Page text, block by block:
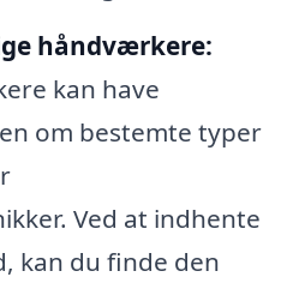
håndværkere:
kan have
om bestemte typer
Ved at indhente
kan du finde den